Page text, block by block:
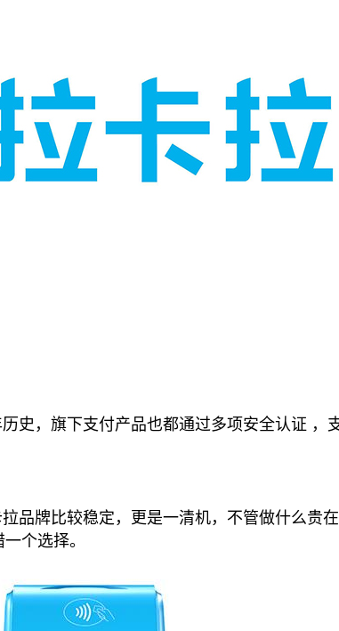
，旗下支付产品也都通过多项安全认证 ，
牌比较稳定，更是一清机，不管做什么贵
个选择。